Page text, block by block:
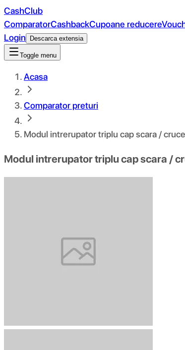
CashClub
ComparatorCashbackCupoane reducere
Login
Descarca extensia
Toggle menu
Acasa
Comparator preturi
Modul intrerupator triplu cap scara /
Modul intrerupator triplu cap scara /